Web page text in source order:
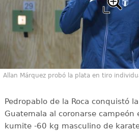
Allan Márquez probó la plata en tiro
Pedropablo de la Roca conquistó
Guatemala al coronarse campeón
kumite -60 kg masculino de